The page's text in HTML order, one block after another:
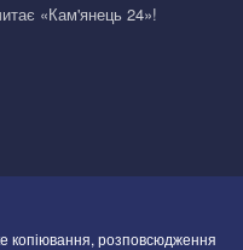
«Кам'янець 24»!
копіювання, розповсюдження